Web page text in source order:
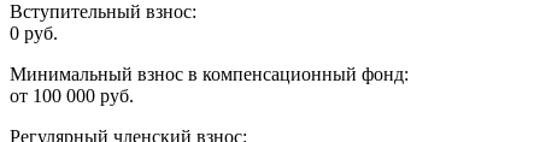
Вступительный взнос:
0 руб.
Минимальный взнос в компенсационный фонд:
от 100 000 руб.
Регулярный членский взнос: